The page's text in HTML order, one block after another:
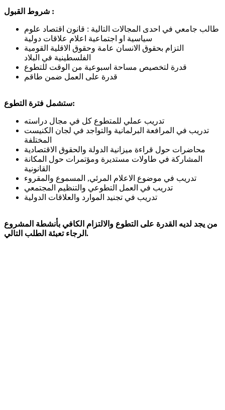
شروط القبول :
طالب جامعي في احدى المجالات التالية : قانون اقتصاد علوم
سياسية او اجتماعية اعلام علاقات دولية
التزام بحقوق الانسان عامة وحقوق الاقلية القومية
الفلسطينية في البلاد
قدرة لتخصيص مساحة اسبوعية من الوقت للتطوع
قدرة على العمل ضمن طاقم
ستشمل فترة التطوع:
تدريب عملي للمتطوع كل في مجال دراسته
تدريب في المرافعة البرلمانية والتواجد في لجان الكنيست
المختلفة
محاضرات حول قراءة ميزانية الدولة والحقوق الاقتصادية
المشاركة في طاولات مستديرة ومؤتمرات حول المكانة
القانونية
تدريب في موضوع الاعلام المرئي, المسموع والمقروء
تدريب في العمل التطوعي والتنظيم المجتمعي
تدريب في تجنيد الموارد والعلاقات الدولية
من يجد لديه القدرة على التطوع والالتزام الكافي بأنشطة المشروع
الرجاء تعبئة الطلب التالي.